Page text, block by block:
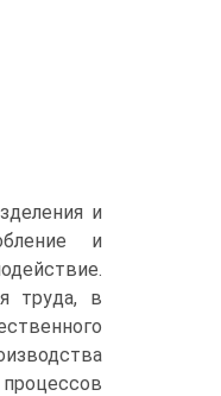
и
и
труда, в